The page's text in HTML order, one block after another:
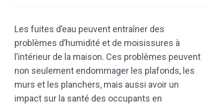
Les fuites d’eau peuvent entraîner des
problèmes d’humidité et de moisissures à
l’intérieur de la maison. Ces problèmes peuvent
non seulement endommager les plafonds, les
murs et les planchers, mais aussi avoir un
impact sur la santé des occupants en